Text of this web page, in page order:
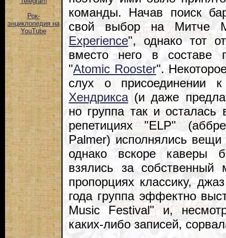
Рок-
энциклопедия на
YouTube
команды. Начав поиск
свой выбор на Митче
Experience", однако тот
вместо него в составе
"Atomic Rooster".
слух о присоединении
Хендрикса(и даже
но группа так и
репетициях "ELP"
Palmer) исполнялись вещи
однако вскоре каверы
взялись за
пропорциях классику,
года группа эффектно
Music Festival" и,
каких-либо записей,